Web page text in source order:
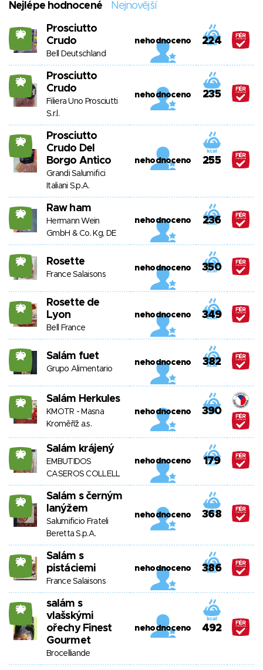
Nejlépe hodnocené Nejnovější
20
Prosciutto
Crudo
Bell Deutschland
nehodnoceno 224
20
Prosciutto
Crudo
Filiera Uno Prosciutti
S.r.l.
nehodnoceno 235
20
Prosciutto
Crudo Del
Borgo Antico
Grandi Salumifici
Italiani S.p.A.
nehodnoceno 255
20 Raw ham
Hermann Wein
GmbH & Co. Kg, DE
nehodnoceno 236
20 Rosette
France Salaisons
nehodnoceno 350
20
Rosette de
Lyon
Bell France
nehodnoceno 349
20 Salám fuet
Grupo Alimentario
nehodnoceno 382
20 Salám Herkules
KMOTR - Masna
Kroměříž a.s.
nehodnoceno 390
20 Salám krájený
EMBUTIDOS
CASEROS COLLELL
nehodnoceno 179
20
Salám s černým
lanýžem
Salumificio Frateli
Beretta S.p.A.
nehodnoceno 368
20
Salám s
pistáciemi
France Salaisons
nehodnoceno 386
20
salám s
vlašskými
ořechy Finest
Gourmet
Brocelliande
nehodnoceno 492